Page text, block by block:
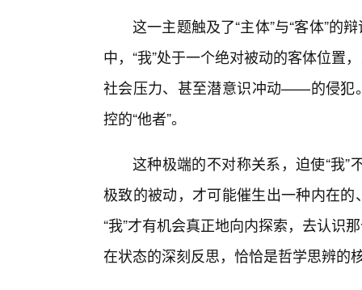
这一主题触及了“主体”与“客体”的
中，“我”处于一个绝对被动的客体位
社会压力、甚至潜意识冲动——的侵犯
控的“他者”。
这种极端的不对称关系，迫使“我
极致的被动，才可能催生出一种内在
“我”才有机会真正地向内探索，去认识
在状态的深刻反思，恰恰是哲学思辨的